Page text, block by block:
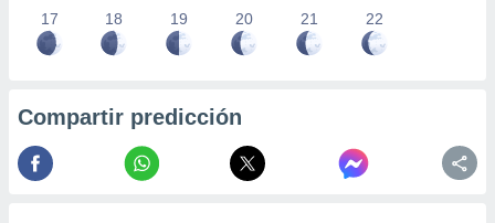
17 18 19 20 21 22
Compartir predicción